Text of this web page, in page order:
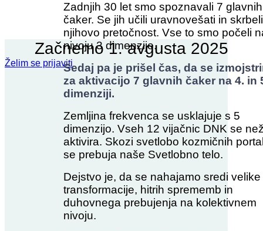
Vso gradivo vam bo dostopno v e-učilnici kar 2 leti.
Začnemo 1. avgusta 2025
Želim se prijaviti
Zadnjih 30 let smo spoznavali 7 glavnih
čaker. Se jih učili uravnovešati in
njihovo pretočnost. Vse to smo počeli
nivoju 3 dimenzije.
Sedaj pa je prišel čas, da se
za aktivacijo 7 glavnih čaker na 4. in
dimenziji.
Zemljina frekvenca se usklajuje s 5
dimenzijo. Vseh 12 vijačnic DNK se
aktivira. Skozi svetlobo kozmičnih
se prebuja naše Svetlobno telo.
Dejstvo je, da se nahajamo sredi velike
transformacije, hitrih sprememb in
duhovnega prebujenja na kolektivnem
nivoju.